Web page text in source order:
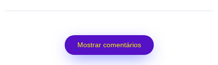
Mostrar comentários